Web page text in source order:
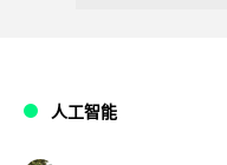
人工智能